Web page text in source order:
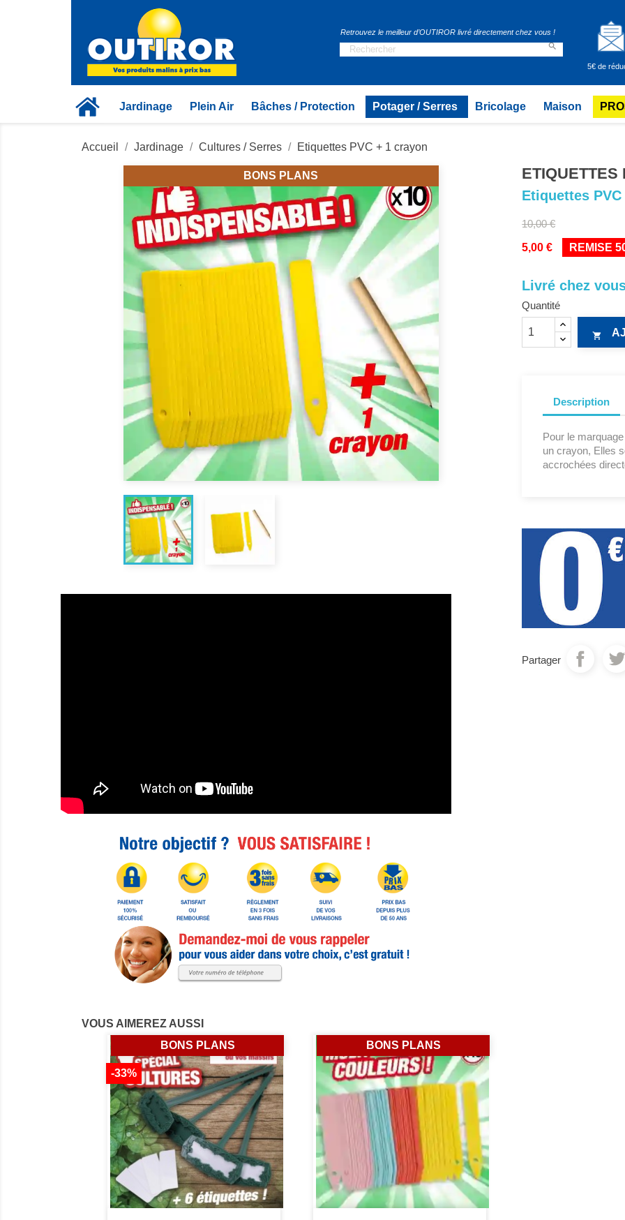
Retrouvez le meilleur d’OUTIROR livré directement chez vous !

5€ de
Jardinage Plein Air Bâches / Protection Potager / Serres Bricolage Maison
Accueil Jardinage Cultures / Serres Etiquettes PVC + 1 crayon
BONS PLANS ETIQUETTES
Etiquettes
10,00 €
5,00 €
REMISE
Livré chez
Quantité

Description
Pour le
un crayon, Elles
accrochées
Partager
VOUS AIMEREZ AUSSI
-33%
BONS PLANS BONS PLANS